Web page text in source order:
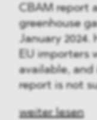
CBAM report
greenhouse
January 2024.
EU importers
available, and
report is not
weiter lesen